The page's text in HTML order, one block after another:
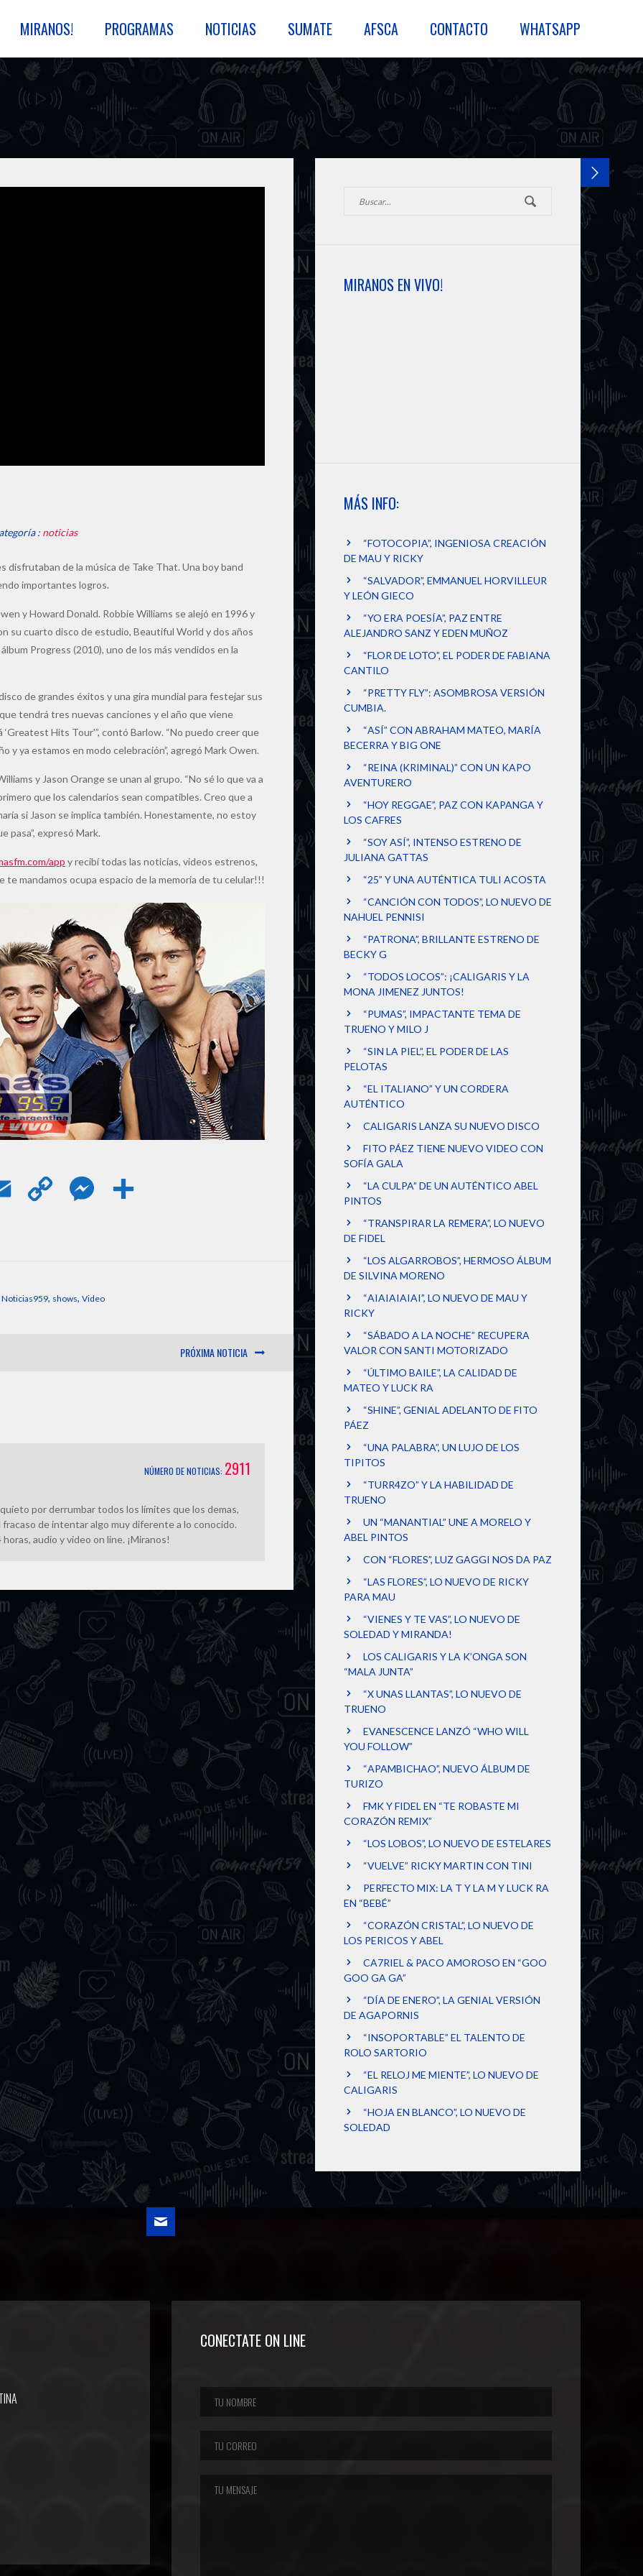
MIRANOS! PROGRAMAS NOTICIAS SUMATE AFSCA CONTACTO WHATSAPP
: noticias
disfrutaban de la música de Take That. Una boy band
importantes logros.
y Howard Donald. Robbie Williams se alejó en 1996 y
su cuarto disco de estudio, Beautiful World y dos años
Progress (2010), uno de los más vendidos en la
de grandes éxitos y una gira mundial para festejar sus
tendrá tres nuevas canciones y el año que viene
Hits Tour'”, contó Barlow. “No puedo creer que
y ya estamos en modo celebración”, agregó Mark Owen.
y Jason Orange se unan al grupo. “No sé lo que va a
que los calendarios sean compatibles. Creo que a
si Jason se implica también. Honestamente, no estoy
pasa”, expresó Mark.
app y recibí todas las noticias, videos estrenos,
te mandamos ocupa espacio de la memoria de tu celular!!!
i y s
Noticias959, shows, Video
PRÓXIMA NOTICIA
NÚMERO DE NOTICIAS: 2911
por derrumbar todos los límites que los demas,
de intentar algo muy diferente a lo conocido.
audio y video on line. ¡Miranos!
MIRANOS EN VIVO!
MÁS INFO:
“FOTOCOPIA”, INGENIOSA CREACIÓN
DE MAU Y RICKY
“SALVADOR”, EMMANUEL HORVILLEUR
Y LEÓN GIECO
“YO ERA POESÍA”, PAZ ENTRE
ALEJANDRO SANZ Y EDEN MUÑOZ
“FLOR DE LOTO”, EL PODER DE FABIANA
CANTILO
“PRETTY FLY”: ASOMBROSA VERSIÓN
CUMBIA.
“ASÍ” CON ABRAHAM MATEO, MARÍA
BECERRA Y BIG ONE
“REINA (KRIMINAL)” CON UN KAPO
AVENTURERO
“HOY REGGAE”, PAZ CON KAPANGA Y
LOS CAFRES
“SOY ASÍ”, INTENSO ESTRENO DE
JULIANA GATTAS
“25” Y UNA AUTÉNTICA TULI ACOSTA
“CANCIÓN CON TODOS”, LO NUEVO DE
NAHUEL PENNISI
“PATRONA”, BRILLANTE ESTRENO DE
BECKY G
“TODOS LOCOS”: ¡CALIGARIS Y LA
MONA JIMENEZ JUNTOS!
“PUMAS”, IMPACTANTE TEMA DE
TRUENO Y MILO J
“SIN LA PIEL”, EL PODER DE LAS
PELOTAS
“EL ITALIANO” Y UN CORDERA
AUTÉNTICO
CALIGARIS LANZA SU NUEVO DISCO
FITO PÁEZ TIENE NUEVO VIDEO CON
SOFÍA GALA
“LA CULPA” DE UN AUTÉNTICO ABEL
PINTOS
“TRANSPIRAR LA REMERA”, LO NUEVO
DE FIDEL
“LOS ALGARROBOS”, HERMOSO ÁLBUM
DE SILVINA MORENO
“AIAIAIAIAI”, LO NUEVO DE MAU Y
RICKY
“SÁBADO A LA NOCHE” RECUPERA
VALOR CON SANTI MOTORIZADO
“ÚLTIMO BAILE”, LA CALIDAD DE
MATEO Y LUCK RA
“SHINE”, GENIAL ADELANTO DE FITO
PÁEZ
“UNA PALABRA”, UN LUJO DE LOS
TIPITOS
“TURR4ZO” Y LA HABILIDAD DE
TRUENO
UN “MANANTIAL” UNE A MORELO Y
ABEL PINTOS
CON “FLORES”, LUZ GAGGI NOS DA PAZ
“LAS FLORES”, LO NUEVO DE RICKY
PARA MAU
“VIENES Y TE VAS”, LO NUEVO DE
SOLEDAD Y MIRANDA!
LOS CALIGARIS Y LA K’ONGA SON
“MALA JUNTA”
“X UNAS LLANTAS”, LO NUEVO DE
TRUENO
EVANESCENCE LANZÓ “WHO WILL
YOU FOLLOW”
“APAMBICHAO”, NUEVO ÁLBUM DE
TURIZO
FMK Y FIDEL EN “TE ROBASTE MI
CORAZÓN REMIX”
“LOS LOBOS”, LO NUEVO DE ESTELARES
“VUELVE” RICKY MARTIN CON TINI
PERFECTO MIX: LA T Y LA M Y LUCK RA
EN “BEBÉ”
“CORAZÓN CRISTAL”, LO NUEVO DE
LOS PERICOS Y ABEL
CA7RIEL & PACO AMOROSO EN “GOO
GOO GA GA”
“DÍA DE ENERO”, LA GENIAL VERSIÓN
DE AGAPORNIS
“INSOPORTABLE” EL TALENTO DE
ROLO SARTORIO
“EL RELOJ ME MIENTE”, LO NUEVO DE
CALIGARIS
“HOJA EN BLANCO”, LO NUEVO DE
SOLEDAD
CONECTATE ON LINE